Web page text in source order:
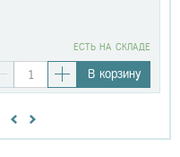
EСТЬ НА СКЛАДЕ
В корзину